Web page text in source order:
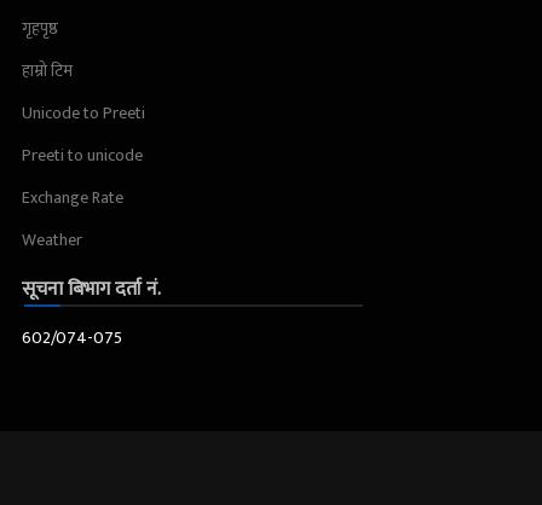
गृहपृष्ठ
हाम्रो टिम
Unicode to Preeti
Preeti to unicode
Exchange Rate
Weather
सूचना बिभाग दर्ता नं.
602/074-075